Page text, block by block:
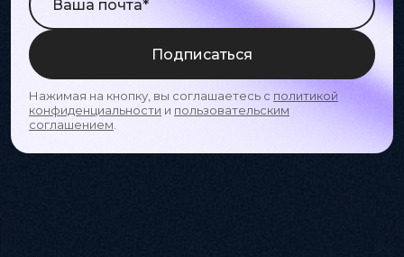
Подписаться
Нажимая на кнопку, вы соглашаетесь с политикой
конфиденциальности и пользовательским
соглашением